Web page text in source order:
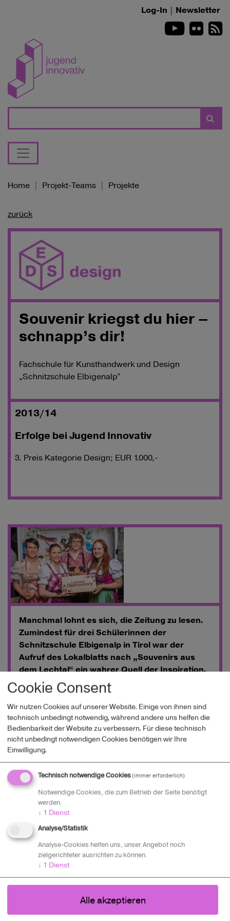
Log-In | Newsletter
Youtube
Flickr
Home Projekt-Teams Projekte
zurück
Souvenir kriegst du hier –
schnapp’s dir!
Fachschule für Kunsthandwerk und Design
„Schnitzschule Elbigenalp“
2013/14
Erfolge bei Jugend Innovativ
3. Preis Kategorie Design; EUR 1.000,-
Manchmal lohnt es sich, die Zeitung zu lesen.
Zumindest für drei Schülerinnen der
Schnitzschule Elbigenalp in Tirol war der
Aufruf des Lokalblatts nach „Souvenirs aus
dem Lechtal“ ein wahrer Quell der Inspiration.
Unvergesslich.Wir können Kunsthandwerk, wir sind die
Richtigen dafür, entfuhr es Sarah Ganahl, Maria Lehmann
und Daniela Stojadinovic. Dann, in einer ersten Lech-
erche, prüften sie, was es denn schon an attraktiven
Erinnerungsstücken aus ihrer – an Touristinnen und
Touristen nicht armen – Heimat gibt. Ergebnis: äh, keine.
Vögel, Schifahrmöglichkeiten und ein groteskes
Fabelwesen, den Blutschink („Blutfuß“), ein lokales
Maskottchen, nach dem sich auch eine landesweit
bekannte Mundartband benannt hat. Das Team einigte
sich darauf, jugendlich-zeitgemäße Gegenstände aus
umweltfreundlichen Materialien gestalten zu wollen. Ein
Brainstorming brachte einen Schwall an Ideen von der
Schnapsflasche bis zum Wandertagebuch.
Cookie Consent
Wir nutzen Cookies auf unserer Website. Einige von ihnen sind
technisch unbedingt notwendig, während andere uns helfen die
Bedienbarkeit der Website zu verbessern. Für diese technisch
nicht unbedingt notwendigen Cookies benötigen wir Ihre
Einwilligung.
Technisch notwendige Cookies(immer erforderlich)
Notwendige Cookies, die zum Betrieb der Seite benötigt
werden.
↓ 1 Dienst
Analyse/Statistik
Analyse-Cookies helfen uns, unser Angebot noch
zielgerichteter ausrichten zu können.
↓ 1 Dienst
Alle akzeptieren